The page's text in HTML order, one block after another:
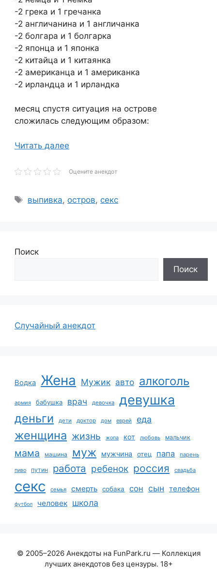
-2 грека и 1 гречанка
-2 англичанина и 1 англичанка
-2 болгара и 1 болгарка
-2 японца и 1 японка
-2 китайца и 1 китаянка
-2 американца и 1 американка
-2 ирландца и 1 ирландка
месяц спустя ситуация на острове
сложилась следующим образом:
Читать далее
Оцените анекдот
Метки
выпивка, остров, секс
Поиск
Поиск
Случайный анекдот
Водка Жена Мужик авто алкоголь
армия бабушка врач девочка девушка
деньги дети доктор дом еврей еда
женщина жизнь жопа кот любовь мальчик
мама машина муж мужчина отец папа парень
пиво путин работа ребенок россия свадьба
секс семья смерть собака сон сын телефон
футбол человек школа
© 2005–2026 Анекдоты на FunPark.ru — Коллекция
лучших анекдотов без цензуры. 18+